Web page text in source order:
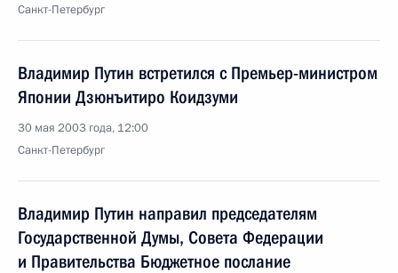
Санкт-Петербург
Владимир Путин встретился с Премьер-министром
Японии Дзюнъитиро Коидзуми
30 мая 2003 года, 12:00
Санкт-Петербург
Владимир Путин направил председателям
Государственной Думы, Совета Федерации
и Правительства Бюджетное послание